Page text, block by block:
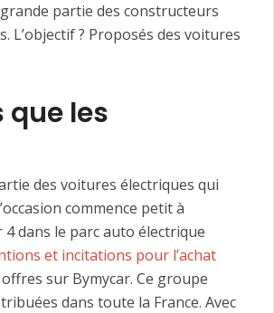
partie des constructeurs
L’objectif ? Proposés des voitures
que les
des voitures électriques qui
commence petit à
4 dans le parc auto électrique
et incitations pour l’achat
sur Bymycar. Ce groupe
dans toute la France. Avec